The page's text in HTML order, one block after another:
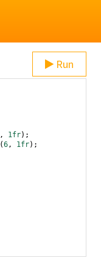
Run
, 1fr);
(6, 1fr);